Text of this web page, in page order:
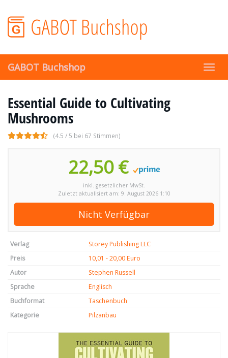
main
content
GABOT Buchshop
Essential Guide to Cultivating
Mushrooms
(4.5 / 5 bei 67 Stimmen)
22,50 €
inkl. gesetzlicher MwSt.
Zuletzt aktualisiert am: 9. August 2026 1:10
Nicht Verfügbar
Verlag
Storey Publishing LLC
Preis
10,01 - 20,00 Euro
Autor
Stephen Russell
Sprache
Englisch
Buchformat
Taschenbuch
Kategorie
Pilzanbau